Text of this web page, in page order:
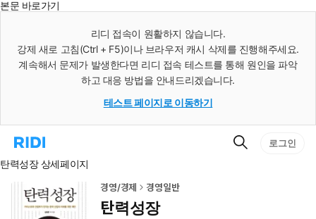
본문 바로가기
리디 접속이 원활하지 않습니다.
강제 새로 고침(Ctrl + F5)이나 브라우저 캐시 삭제를 진행해주세요.
계속해서 문제가 발생한다면 리디 접속 테스트를 통해 원인을 파악
하고 대응 방법을 안내드리겠습니다.
테스트 페이지로 이동하기
리
홈
검
로그인
탄력성장 상세페이지
경영/경제 경영일반
탄력성장